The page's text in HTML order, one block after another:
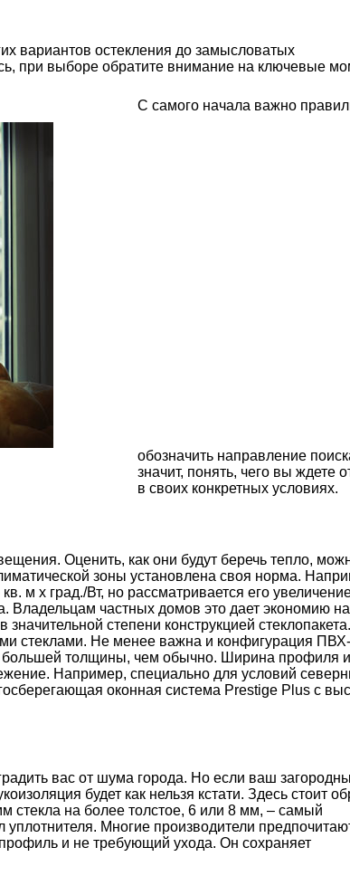
вариантов остекления до замысловатых
при выборе обратите внимание на ключевые
С самого начала важно
обозначить направление
значит, понять, чего вы ждете
в своих конкретных условиях.
Оценить, как они будут беречь тепло,
зоны установлена своя норма.
м х град./Вт, но рассматривается его
Владельцам частных домов это дает экономию на
степени конструкцией
стеклами. Не менее важна и конфигурация ПВХ-
большей толщины, чем обычно. Ширина профиля и
Например, специально для условий
оконная система Prestige Plus с
ваc от шума города. Но если ваш
будет как нельзя кстати. Здесь стоит
стекла на более толстое, 6 или 8 мм, – самый
Многие производители
и не требующий ухода. Он сохраняет